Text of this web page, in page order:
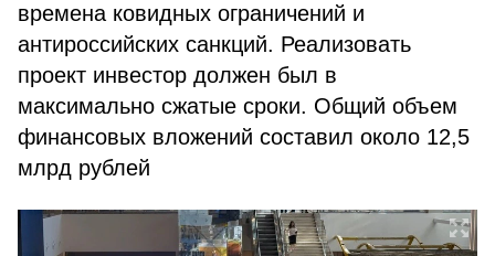
времена ковидных ограничений и
антироссийских санкций. Реализовать
проект инвестор должен был в
максимально сжатые сроки. Общий объем
финансовых вложений составил около 12,5
млрд рублей